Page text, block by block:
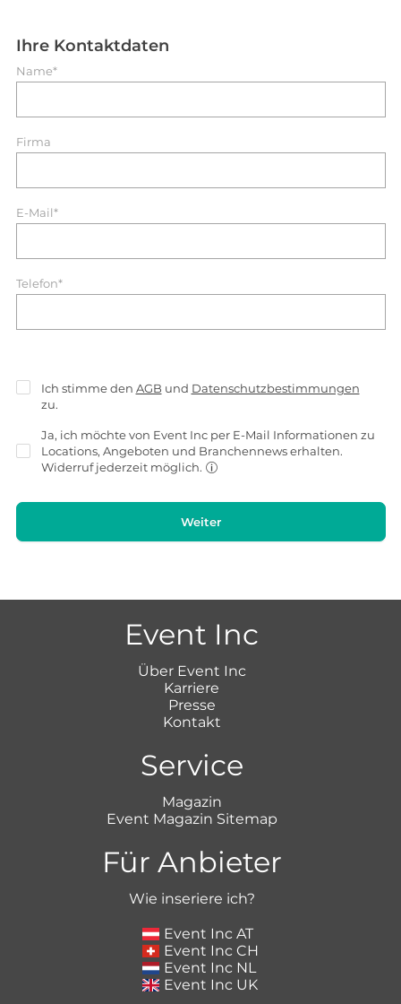
Ihre Kontaktdaten
Name*
Firma
E-Mail*
Telefon*
Ich stimme den AGB und Datenschutzbestimmungen
zu.
Ja, ich möchte von Event Inc per E-Mail Informationen zu
Locations, Angeboten und Branchennews erhalten.
Widerruf jederzeit möglich.
Weiter
Event Inc
Über Event Inc
Karriere
Presse
Kontakt
Service
Magazin
Event Magazin Sitemap
Für Anbieter
Wie inseriere ich?
Event Inc AT
Event Inc CH
Event Inc NL
Event Inc UK